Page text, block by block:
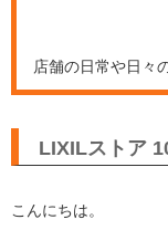
店舗の日常や日々
LIXILストア
こんにちは。